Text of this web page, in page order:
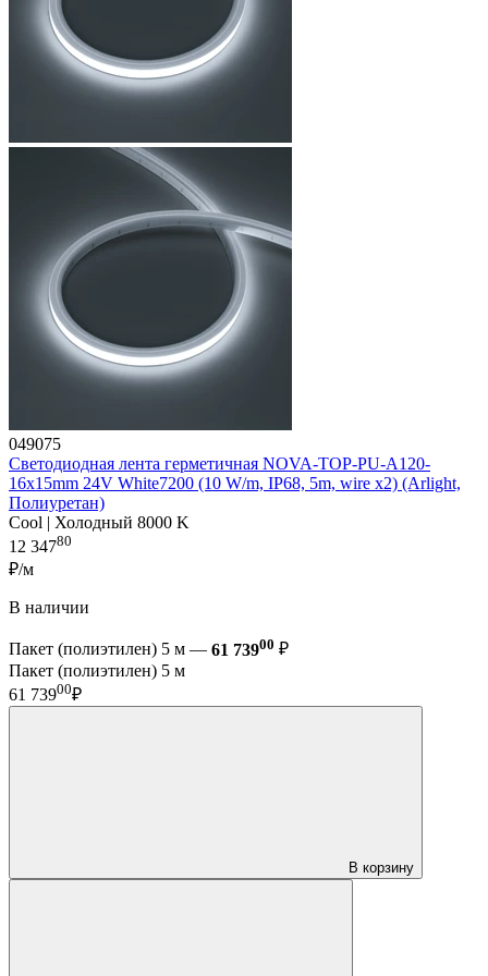
049075
Светодиодная лента герметичная NOVA-TOP-PU-A120-
16x15mm 24V White7200 (10 W/m, IP68, 5m, wire x2) (Arlight,
Полиуретан)
Cool | Холодный 8000 K
12 34780
₽/м
В наличии
Пакет (полиэтилен) 5 м — 61 73900 ₽
Пакет (полиэтилен) 5 м
61 73900₽
В корзину